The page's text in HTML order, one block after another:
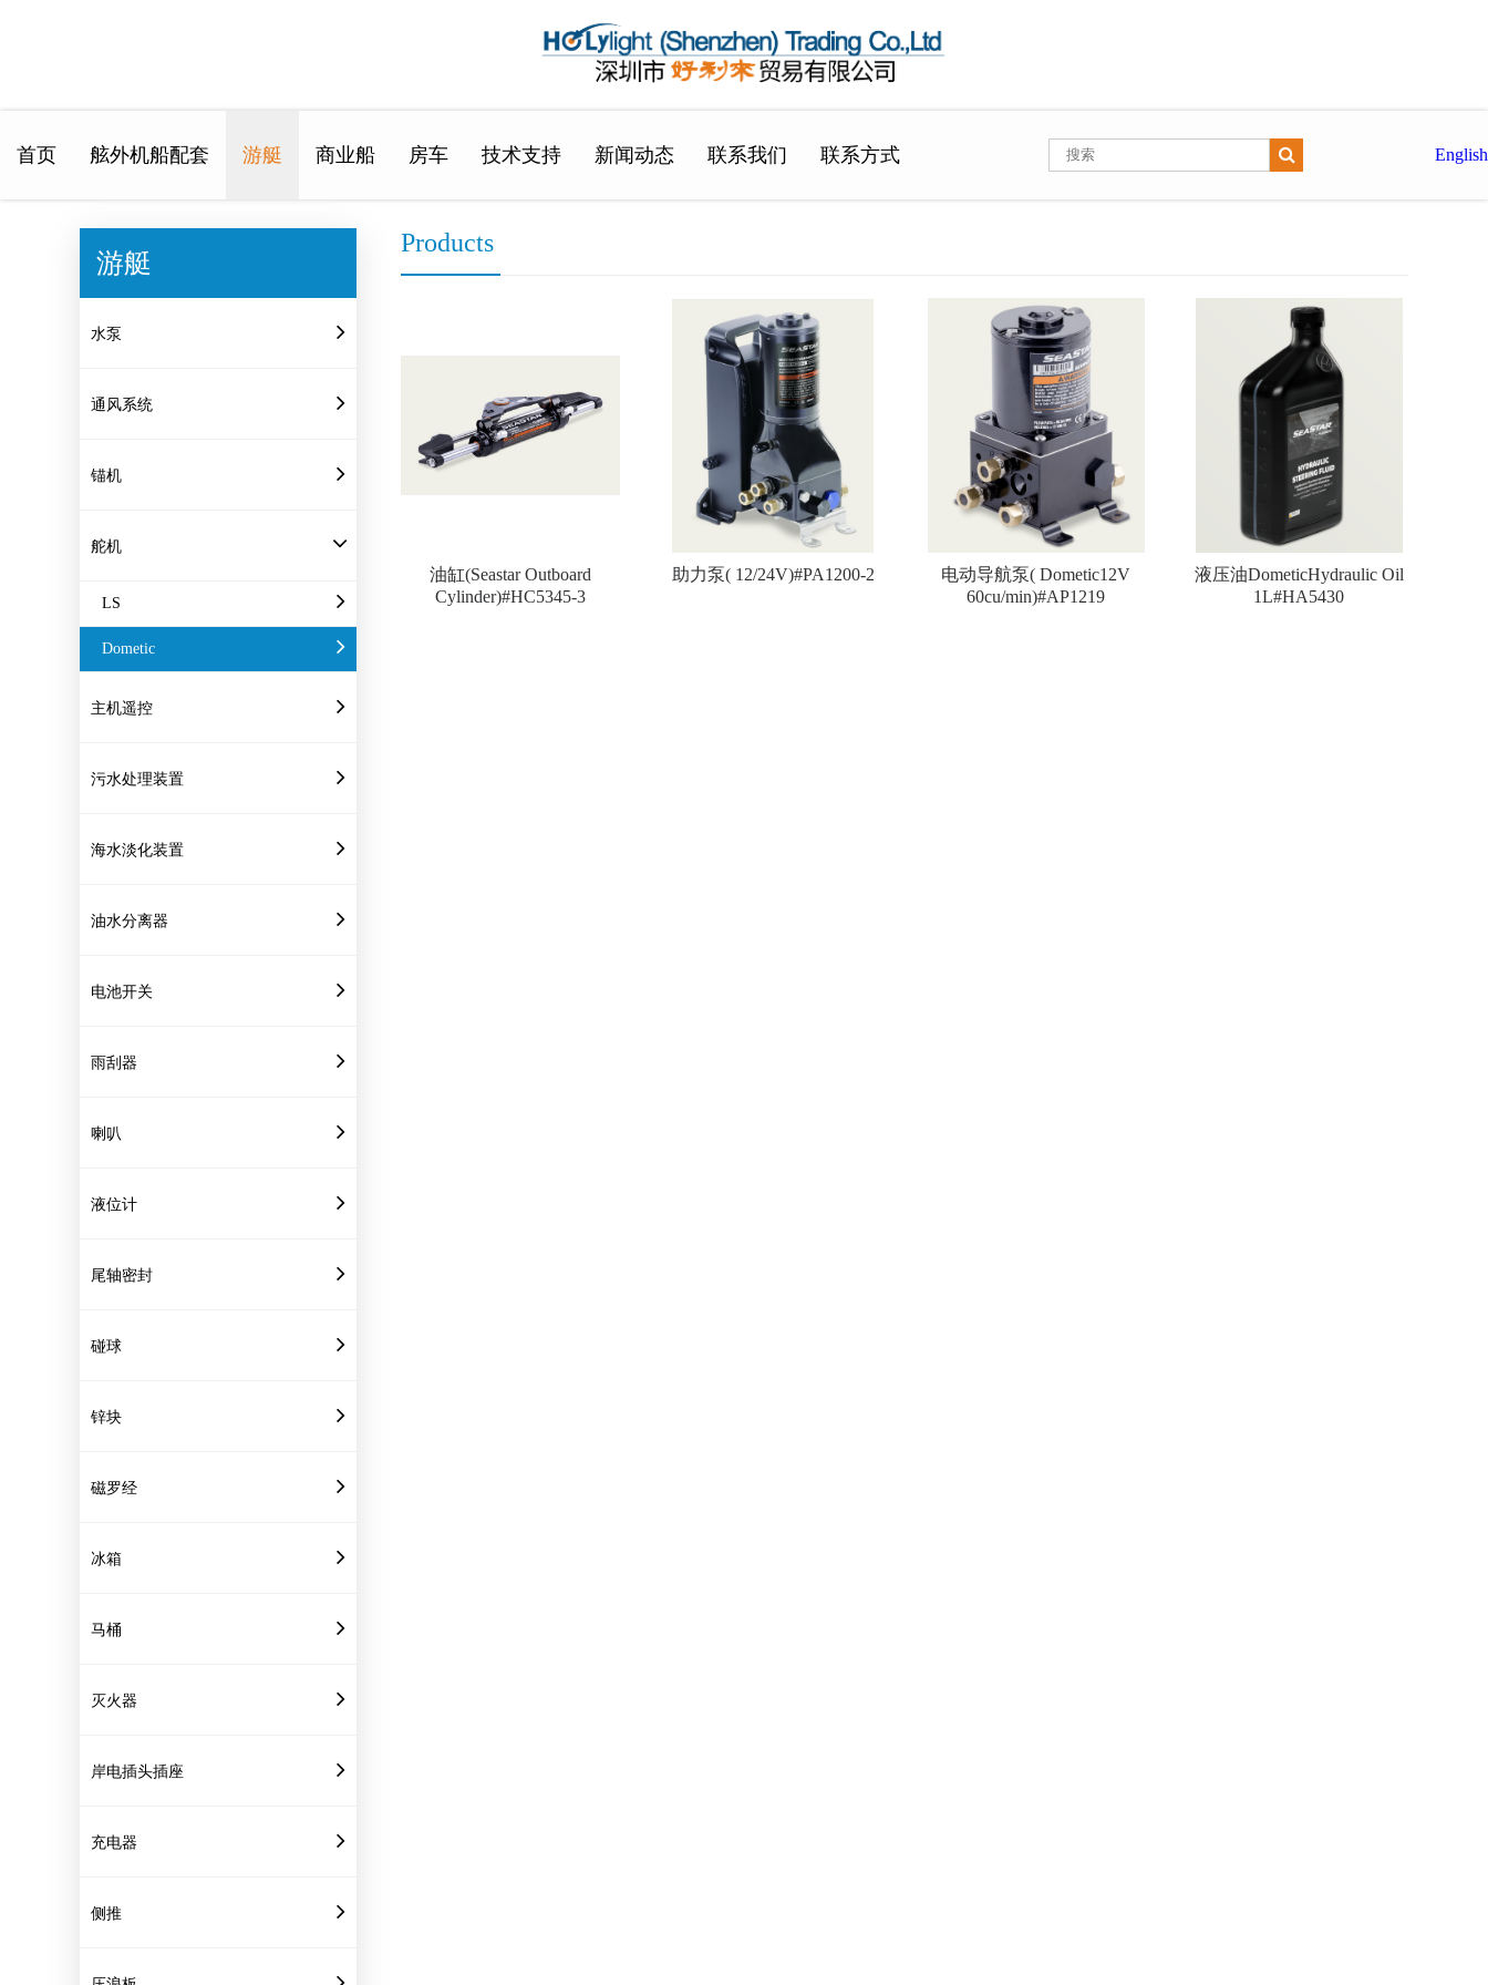
首页 舷外机船配套 游艇 商业船 房车 技术支持 新闻动态 联系我们 联系方式 English
游艇
水泵
通风系统
锚机
舵机
LS
Dometic
主机遥控
污水处理装置
海水淡化装置
油水分离器
电池开关
雨刮器
喇叭
液位计
尾轴密封
碰球
锌块
磁罗经
冰箱
马桶
灭火器
岸电插头插座
充电器
侧推
Products
油缸(Seastar Outboard
Cylinder)#HC5345-3
助力泵( 12/24V)#PA1200-2
电动导航泵( Dometic12V
60cu/min)#AP1219
液压油DometicHydraulic Oil
1L#HA5430